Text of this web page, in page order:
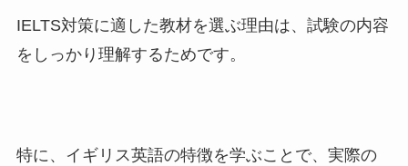
IELTS対策に適した教材を選ぶ理由は、試験の内容
をしっかり理解するためです。
特に、イギリス英語の特徴を学ぶことで、実際の